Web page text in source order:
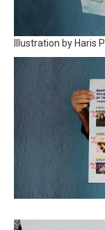
Illustration by Haris